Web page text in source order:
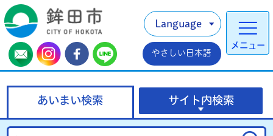
メニュー
Language
やさしい日本語
あいまい検索 サイト内検索